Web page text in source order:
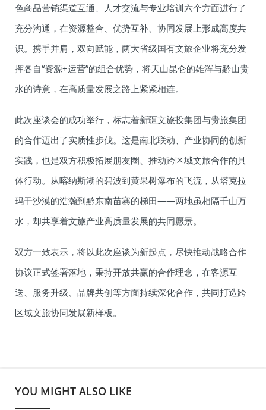
色商品营销渠道互通、人才交流与专业培训六个方面进行了
充分沟通，在资源整合、优势互补、协同发展上形成高度共
识。携手并肩，双向赋能，两大省级国有文旅企业将充分发
挥各自“资源+运营”的组合优势，将天山昆仑的雄浑与黔山贵
水的诗意，在高质量发展之路上紧紧相连。
此次座谈会的成功举行，标志着新疆文旅投集团与贵旅集团
的合作迈出了实质性步伐。这是南北联动、产业协同的创新
实践，也是双方积极拓展朋友圈、推动跨区域文旅合作的具
体行动。从喀纳斯湖的碧波到黄果树瀑布的飞流，从塔克拉
玛干沙漠的浩瀚到黔东南苗寨的梯田——两地虽相隔千山万
水，却共享着文旅产业高质量发展的共同愿景。
双方一致表示，将以此次座谈为新起点，尽快推动战略合作
协议正式签署落地，秉持开放共赢的合作理念，在客源互
送、服务升级、品牌共创等方面持续深化合作，共同打造跨
区域文旅协同发展新样板。
YOU MIGHT ALSO LIKE